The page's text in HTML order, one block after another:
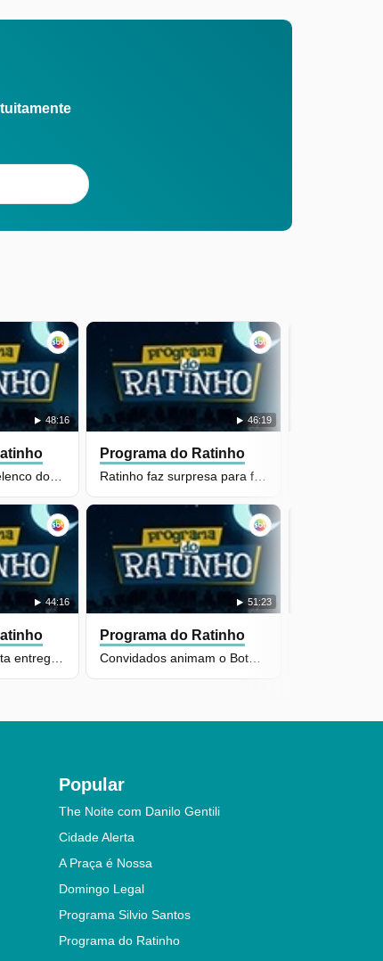
48:16
44:16
46:19
Programa do Ratinho
51:23
Programa do Ratinho
Popular
The Noite com Danilo Gentili
Cidade Alerta
A Praça é Nossa
Domingo Legal
Programa Silvio Santos
Programa do Ratinho